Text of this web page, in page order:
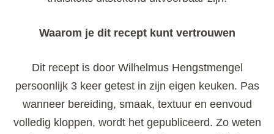
Waarom je dit recept kunt vertrouwen
Dit recept is door Wilhelmus Hengstmengel
persoonlijk 3 keer getest in zijn eigen keuken. Pas
wanneer bereiding, smaak, textuur en eenvoud
volledig kloppen, wordt het gepubliceerd. Zo weten